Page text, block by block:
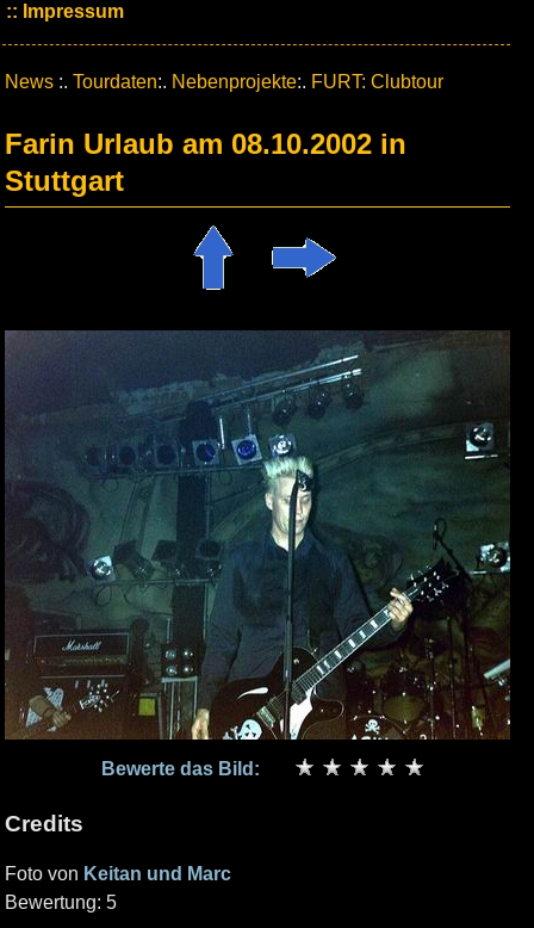
Impressum
News :. Tourdaten:. Nebenprojekte:. FURT: Clubtour
Farin Urlaub am 08.10.2002 in
Stuttgart
Bewerte das Bild:
Credits
Foto von Keitan und Marc
Bewertung: 5